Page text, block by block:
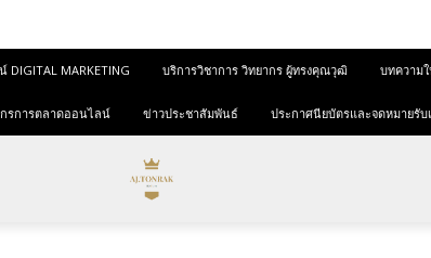
MARKETING บริการวิชาการ วิทยากร ผู้ทรงคุณวุฒิ บทความ
รการตลาดออนไลน์ ข่าวประชาสัมพันธ์ ประกาศนียบัตรและจดหมายรั